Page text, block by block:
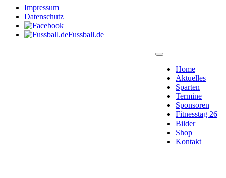
Impressum
Datenschutz
Fussball.de
Home
Aktuelles
Sparten
Termine
Sponsoren
Fitnesstag 26
Bilder
Shop
Kontakt